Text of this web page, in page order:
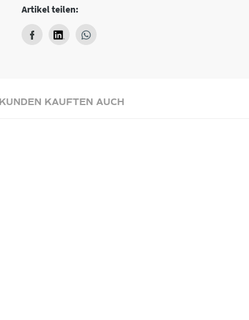
Artikel teilen:
KUNDEN KAUFTEN AUCH